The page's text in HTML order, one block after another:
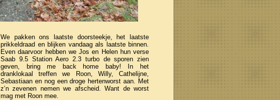
We pakken ons laatste doorsteekje, het laatste
prikkeldraad en blijken vandaag als laatste binnen.
Even daarvoor hebben we Jos en Helen hun verse
Saab 9.5 Station Aero 2.3 turbo de sporen zien
geven, bring me back home baby! In het
dranklokaal treffen we Roon, Willy, Cathelijne,
Sebastiaan en nog een droge hertenworst aan. Met
z’n zevenen nemen we afscheid. Want de worst
mag met Roon mee.